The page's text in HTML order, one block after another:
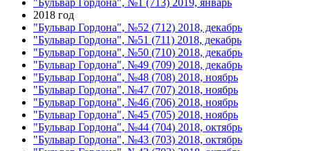
2018 год
"Бульвар Гордона", №52 (712) 2018, декабрь
"Бульвар Гордона", №51 (711) 2018, декабрь
"Бульвар Гордона", №50 (710) 2018, декабрь
"Бульвар Гордона", №49 (709) 2018, декабрь
"Бульвар Гордона", №48 (708) 2018, ноябрь
"Бульвар Гордона", №47 (707) 2018, ноябрь
"Бульвар Гордона", №46 (706) 2018, ноябрь
"Бульвар Гордона", №45 (705) 2018, ноябрь
"Бульвар Гордона", №44 (704) 2018, октябрь
"Бульвар Гордона", №43 (703) 2018, октябрь